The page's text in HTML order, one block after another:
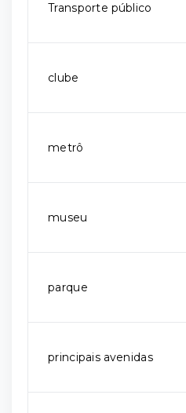
Transporte público
clube
metrô
museu
parque
principais avenidas